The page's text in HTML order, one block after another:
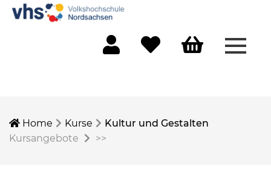
Home Kurse
Kultur und Gestalten
Kursangebote
>>